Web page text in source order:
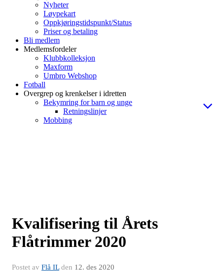
Nyheter
Løypekart
Oppkjøringstidspunkt/Status
Priser og betaling
Bli medlem
Medlemsfordeler
Klubbkolleksjon
Maxform
Umbro Webshop
Fotball
Overgrep og krenkelser i idretten
Bekymring for barn og unge
Retningslinjer
Mobbing
Kvalifisering til Årets
Flåtrimmer 2020
Postet av Flå ILden 12. des 2020